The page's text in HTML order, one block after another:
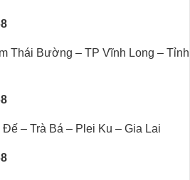
Thái Bường – TP Vĩnh Long – Tỉnh
Đế – Trà Bá – Plei Ku – Gia Lai